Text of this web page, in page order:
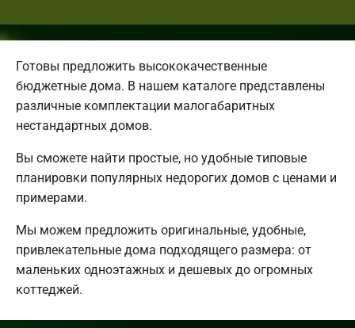
Готовы предложить высококачественные
бюджетные дома. В нашем каталоге представлены
различные комплектации малогабаритных
нестандартных домов.
Вы сможете найти простые, но удобные типовые
планировки популярных недорогих домов с ценами и
примерами.
Мы можем предложить оригинальные, удобные,
привлекательные дома подходящего размера: от
маленьких одноэтажных и дешевых до огромных
коттеджей.